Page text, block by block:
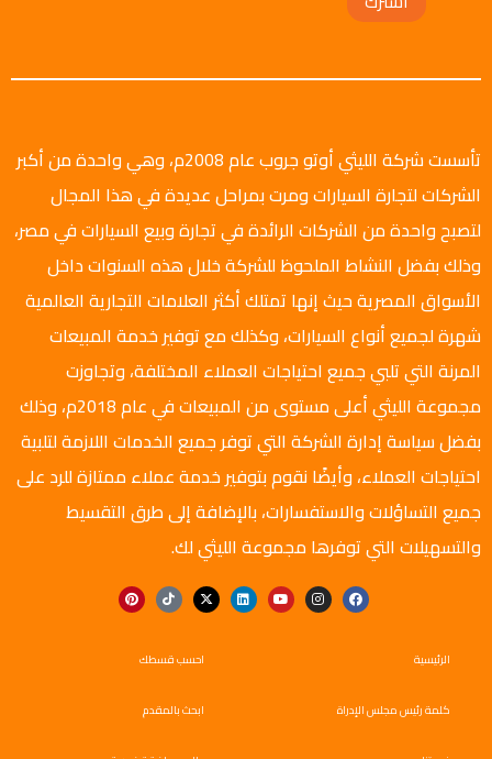
تأسست شركة الليثي أوتو جروب عام 2008م، وهي واحدة من أكبر
الشركات لتجارة السيارات ومرت بمراحل عديدة في هذا المجال
لتصبح واحدة من الشركات الرائدة في تجارة وبيع السيارات في مصر،
وذلك بفضل النشاط الملحوظ للشركة خلال هذه السنوات داخل
الأسواق المصرية حيث إنها تمتلك أكثر العلامات التجارية العالمية
شهرة لجميع أنواع السيارات، وكذلك مع توفير خدمة المبيعات
المرنة التي تلبي جميع احتياجات العملاء المختلفة، وتجاوزت
مجموعة الليثي أعلى مستوى من المبيعات في عام 2018م، وذلك
بفضل سياسة إدارة الشركة التي توفر جميع الخدمات اللازمة لتلبية
احتياجات العملاء، وأيضًا نقوم بتوفير خدمة عملاء ممتازة للرد على
جميع التساؤلات والاستفسارات، بالإضافة إلى طرق التقسيط
والتسهيلات التي توفرها مجموعة الليثي لك.
الرئيسية
كلمة رئيس مجلس الإدراة
احسب قسطك
ابحث بالمقدم